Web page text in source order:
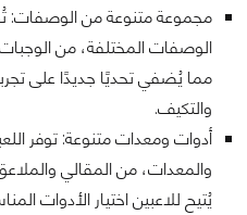
مجموعة متنوعة من الوصفات:
الوصفات المختلفة، من
مما يُضفي تحديًا جديدًا على
والتكيف.
أدوات ومعدات متنوعة: توفر
والمعدات، من المقالي
يُتيح للاعبين اختيار الأدوات